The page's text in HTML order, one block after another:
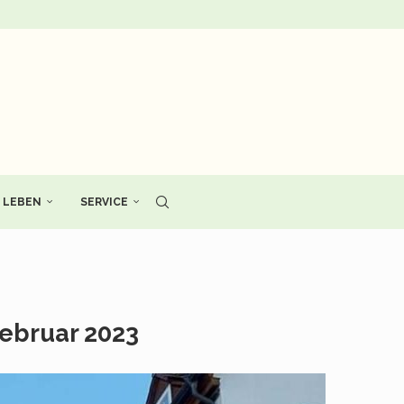
LEBEN SERVICE
2023